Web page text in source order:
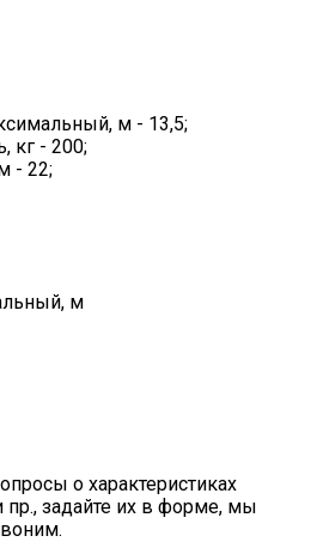
м - 13,5;
кг - 200;
- 22;
м
о характеристиках
пр., задайте их в форме, мы